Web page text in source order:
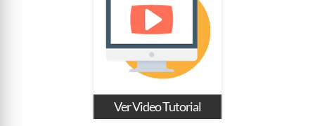
Ver Video Tutorial